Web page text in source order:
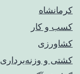
کرمانشاه
کسب و کار
کشاورزی
کشتی و وزنه‌برداری